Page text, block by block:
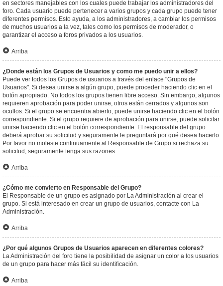
en sectores manejables con los cuales puede trabajar los administradores del
foro. Cada usuario puede pertenecer a varios grupos y cada grupo puede tener
diferentes permisos. Esto ayuda, a los administradores, a cambiar los permisos
de muchos usuarios a la vez, tales como los permisos de moderador, o
garantizar el acceso a foros privados a los usuarios.
Arriba
¿Donde están los Grupos de Usuarios y como me puedo unir a ellos?
Puede ver todos los Grupos de usuarios a través del enlace "Grupos de
Usuarios". Si desea unirse a algún grupo, puede proceder haciendo clic en el
botón apropiado. No todos los grupos tienen libre acceso. Sin embargo, algunos
requieren aprobación para poder unirse, otros están cerrados y algunos son
ocultos. Si el grupo se encuentra abierto, puede unirse haciendo clic en el botón
correspondiente. Si el grupo requiere de aprobación para unirse, puede solicitar
unirse haciendo clic en el botón correspondiente. El responsable del grupo
deberá aprobar su solicitud y seguramente le preguntará por qué desea hacerlo.
Por favor no moleste continuamente al Responsable de Grupo si rechaza su
solicitud; seguramente tenga sus razones.
Arriba
¿Cómo me convierto en Responsable del Grupo?
El Responsable de un grupo es asignado por La Administración al crear el
grupo. Si está interesado en crear un grupo de usuarios, contacte con La
Administración.
Arriba
¿Por qué algunos Grupos de Usuarios aparecen en diferentes colores?
La Administración del foro tiene la posibilidad de asignar un color a los usuarios
de un grupo para hacer más fácil su identificación.
Arriba